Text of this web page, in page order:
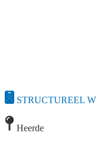
STRUCTUREEL
Heerde